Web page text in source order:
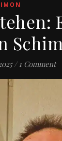
/ 1 Comment